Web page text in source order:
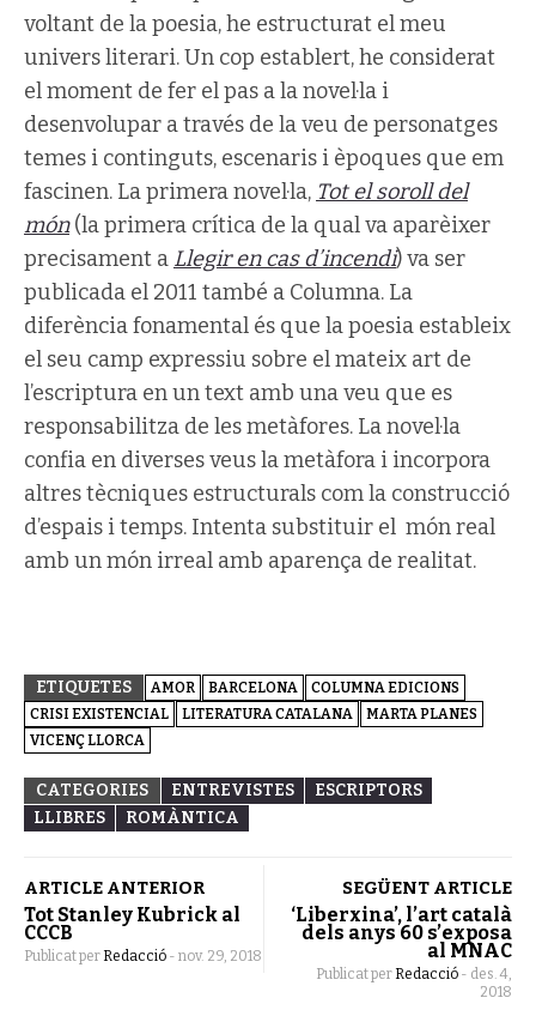
voltant de la poesia, he estructurat el meu
univers literari. Un cop establert, he considerat
el moment de fer el pas a la novel·la i
desenvolupar a través de la veu de personatges
temes i continguts, escenaris i èpoques que em
fascinen. La primera novel·la, Tot el soroll del
món(la primera crítica de la qual va aparèixer
precisament a Llegir en cas d’incendi) va ser
publicada el 2011 també a Columna. La
diferència fonamental és que la poesia estableix
el seu camp expressiu sobre el mateix art de
l’escriptura en un text amb una veu que es
responsabilitza de les metàfores. La novel·la
confia en diverses veus la metàfora i incorpora
altres tècniques estructurals com la construcció
d’espais i temps. Intenta substituir el món real
amb un món irreal amb aparença de realitat.
ETIQUETES AMOR BARCELONA
COLUMNA EDICIONS
CRISI EXISTENCIAL
LITERATURA CATALANA
MARTA PLANES
VICENÇ LLORCA
CATEGORIES ENTREVISTES
ESCRIPTORS
LLIBRES
ROMÀNTICA
ARTICLE ANTERIOR
Tot Stanley Kubrick al
CCCB
Publicat per Redacció - nov. 29, 2018
SEGÜENT ARTICLE
‘Liberxina’, l’art català
dels anys 60 s’exposa
al MNAC
Publicat per Redacció - des. 4,
2018